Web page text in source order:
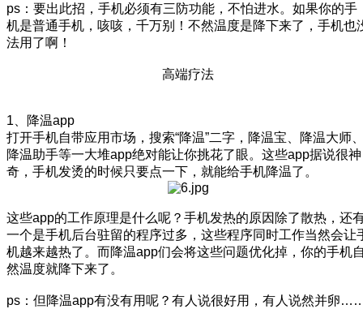
ps：要出此招，手机必须有三防功能，不怕进水。如果你的手
机是普通手机，咳咳，千万别！不然温度是降下来了，手机也
法用了啊！
高端疗法
1、降温app
打开手机自带应用市场，搜索“降温”二字，降温宝、降温大师
降温助手等一大堆app绝对能让你挑花了眼。这些app据说很神
奇，手机发烫的时候只要点一下，就能给手机降温了。
这些app的工作原理是什么呢？手机发热的原因除了散热，还
一个是手机后台驻留的程序过多，这些程序同时工作当然会让
机越来越热了。而降温app们会将这些问题优化掉，你的手机
然温度就降下来了。
ps：但降温app有没有用呢？有人说很好用，有人说然并卵